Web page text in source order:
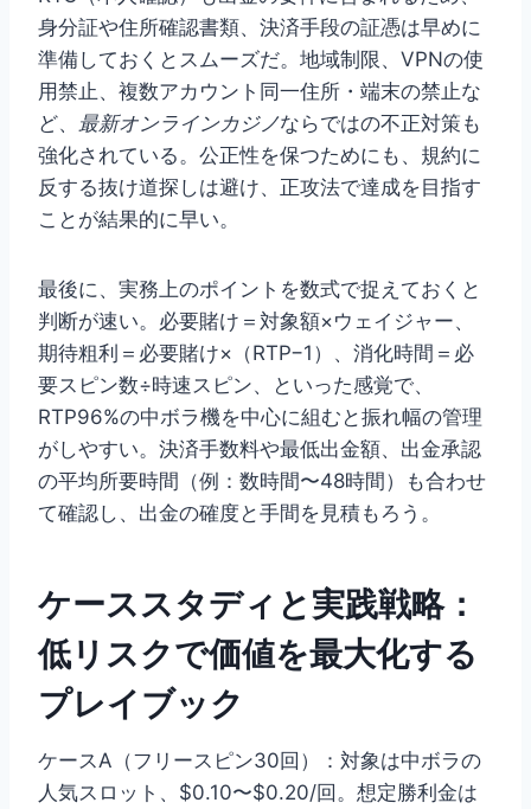
身分証や住所確認書類、決済手段の証憑は早めに
準備しておくとスムーズだ。地域制限、VPNの使
用禁止、複数アカウント同一住所・端末の禁止な
ど、 最新オンラインカジノならではの不正対策も
強化されている。公正性を保つためにも、規約に
反する抜け道探しは避け、正攻法で達成を目指す
ことが結果的に早い。
最後に、実務上のポイントを数式で捉えておくと
判断が速い。必要賭け＝対象額×ウェイジャー、
期待粗利＝必要賭け×（RTP−1）、消化時間＝必
要スピン数÷時速スピン、といった感覚で、
RTP96%の中ボラ機を中心に組むと振れ幅の管理
がしやすい。決済手数料や最低出金額、出金承認
の平均所要時間（例：数時間〜48時間）も合わせ
て確認し、出金の確度と手間を見積もろう。
ケーススタディと実践戦略：
低リスクで価値を最大化する
プレイブック
ケースA（フリースピン30回）：対象は中ボラの
人気スロット、$0.10〜$0.20/回。想定勝利金は